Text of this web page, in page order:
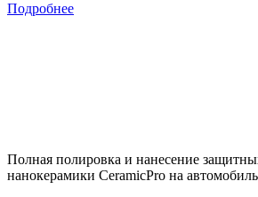
Подробнее
Полная полировка и нанесение
нанокерамики CeramicPro на